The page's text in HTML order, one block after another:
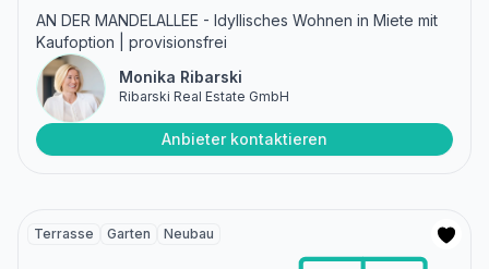
AN DER MANDELALLEE - Idyllisches Wohnen in Miete mit
Kaufoption | provisionsfrei
Monika Ribarski
Ribarski Real Estate GmbH
Anbieter kontaktieren
Terrasse Garten Neubau